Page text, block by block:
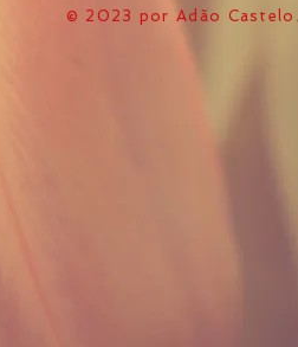
© 2023 por Adão